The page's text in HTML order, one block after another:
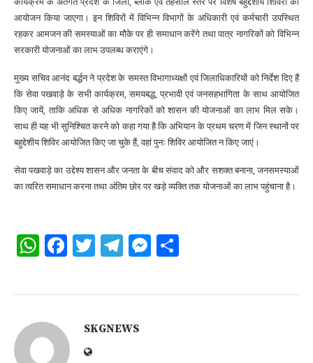
आयोजन किया जाएगा। इन शिविरों में विभिन्न विभागों के अधिकारी एवं कर्मचारी उपस्थित
रहकर आमजन की समस्याओं का मौके पर ही समाधान करेंगे तथा पात्र नागरिकों को विभिन्न
सरकारी योजनाओं का लाभ उपलब्ध कराएंगे।
मुख्य सचिव आनंद बर्द्धन ने प्रदेश के समस्त विभागाध्यक्षों एवं जिलाधिकारियों को निर्देश दिए हैं
कि सेवा पखवाड़े के सभी कार्यक्रम, समयबद्ध, प्रभावी एवं जनसहभागिता के साथ आयोजित
किए जायें, ताकि अधिक से अधिक नागरिकों को शासन की योजनाओं का लाभ मिल सके।
साथ ही यह भी सुनिश्चित करने को कहा गया है कि अभियान के प्रथम चरण में जिन स्थानों पर
बहुद्देशीय शिविर आयोजित किए जा चुके हैं, वहां पुनः शिविर आयोजित न किए जाएं।
सेवा पखवाड़े का उद्देश्य शासन और जनता के बीच संवाद को और सशक्त बनाना, जनसमस्याओं
का त्वरित समाधान करना तथा अंतिम छोर पर खड़े व्यक्ति तक योजनाओं का लाभ पहुंचाना है।
WhatsApp
Facebook
Twitter
Telegram
Messenger
SKGNEWS